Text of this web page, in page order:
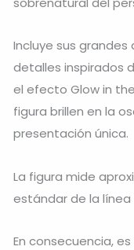
Incluye sus
detalles inspirados
el efecto Glow in
figura brillen en la
presentación única.
La figura mide
estándar de la línea
En consecuencia,